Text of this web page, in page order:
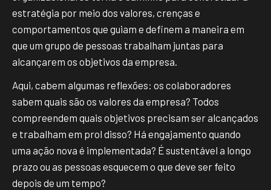
estratégia por meio dos valores, crenças e
comportamentos que guiam e definem a maneira em
que um grupo de pessoas trabalham juntas para
alcançarem os objetivos da empresa.
Aqui, cabem algumas reflexões: os colaboradores
sabem quais são os valores da empresa? Todos
compreendem quais objetivos precisam ser alcançados
e trabalham em prol disso? Há engajamento quando
uma ação nova é implementada? É sustentável a longo
prazo ou as pessoas esquecem o que deve ser feito
depois de um tempo?